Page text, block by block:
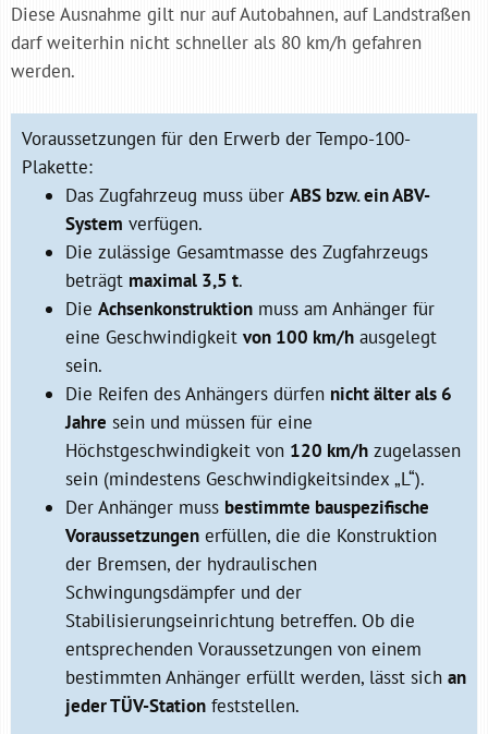
Diese Ausnahme gilt nur auf Autobahnen, auf Landstraßen
darf weiterhin nicht schneller als 80 km/h gefahren
werden.
Voraussetzungen für den Erwerb der Tempo-100-
Plakette:
Das Zugfahrzeug muss über ABS bzw. ein ABV-
System verfügen.
Die zulässige Gesamtmasse des Zugfahrzeugs
beträgt maximal 3,5 t.
Die Achsenkonstruktion muss am Anhänger für
eine Geschwindigkeit von 100 km/h ausgelegt
sein.
Die Reifen des Anhängers dürfen nicht älter als 6
Jahre sein und müssen für eine
Höchstgeschwindigkeit von 120 km/h zugelassen
sein (mindestens Geschwindigkeitsindex „L“).
Der Anhänger muss bestimmte bauspezifische
Voraussetzungen erfüllen, die die Konstruktion
der Bremsen, der hydraulischen
Schwingungsdämpfer und der
Stabilisierungseinrichtung betreffen. Ob die
entsprechenden Voraussetzungen von einem
bestimmten Anhänger erfüllt werden, lässt sich an
jeder TÜV-Station feststellen.